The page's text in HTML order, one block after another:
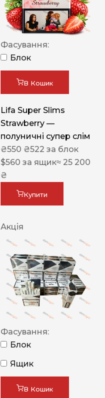
Фасування:
Блок
В Кошик
Lifa Super Slims
Strawberry —
полуничні супер слім
₴550 ₴522 за блок
$560 за ящик≈ 25 200
₴
Купити
Акція
Фасування:
Блок
Ящик
В Кошик